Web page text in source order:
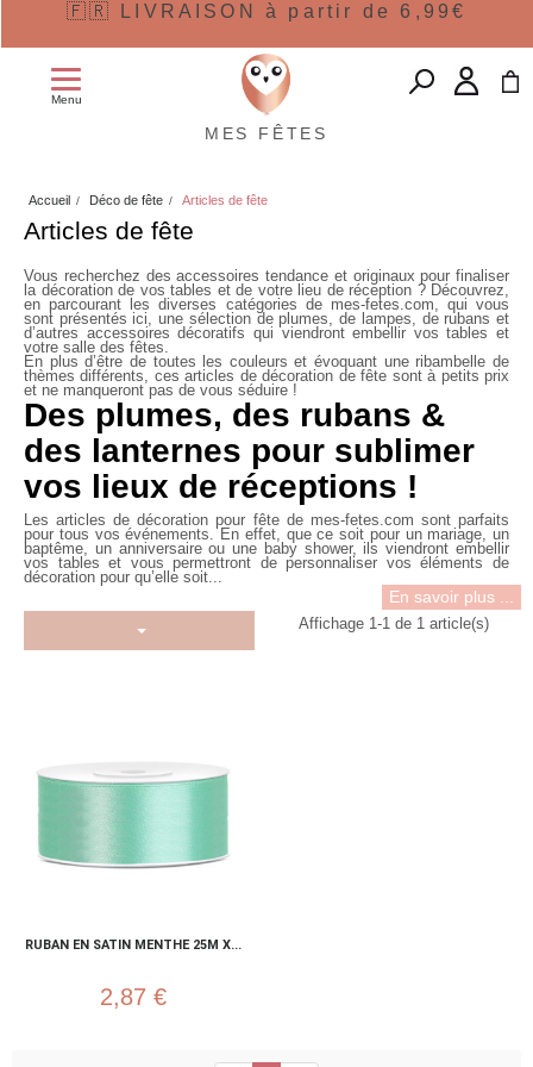
🇫🇷 LIVRAISON à partir de 6,99€
Menu
MES FÊTES
Accueil Déco de fête Articles de fête
Articles de fête
Vous recherchez des accessoires tendance et originaux pour finaliser
la décoration de vos tables et de votre lieu de réception ? Découvrez,
en parcourant les diverses catégories de mes-fetes.com, qui vous
sont présentés ici, une sélection de plumes, de lampes, de rubans et
d’autres accessoires décoratifs qui viendront embellir vos tables et
votre salle des fêtes.
En plus d’être de toutes les couleurs et évoquant une ribambelle de
thèmes différents, cesarticles de décoration de fête sont à petits prix
et ne manqueront pas de vous séduire !
Des plumes, des rubans &
des lanternes pour sublimer
vos lieux de réceptions !
Lesarticles de décoration pour fêtede mes-fetes.com sont parfaits
pour tous vos événements. En effet, que ce soit pour un mariage, un
baptême, un anniversaire ou une baby shower, ils viendront embellir
vos tables et vous permettront de personnaliser vos éléments de
décoration pour qu’elle soit...
En savoir plus ...
Affichage 1-1 de 1 article(s)
RUBAN EN SATIN MENTHE 25M X...
2,87 €